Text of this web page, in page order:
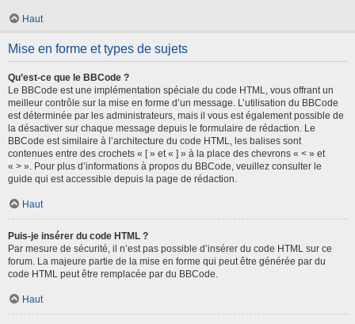
Haut
Mise en forme et types de sujets
Qu’est-ce que le BBCode ?
Le BBCode est une implémentation spéciale du code HTML, vous offrant un
meilleur contrôle sur la mise en forme d’un message. L’utilisation du BBCode
est déterminée par les administrateurs, mais il vous est également possible de
la désactiver sur chaque message depuis le formulaire de rédaction. Le
BBCode est similaire à l’architecture du code HTML, les balises sont
contenues entre des crochets « [ » et « ] » à la place des chevrons « < » et
« > ». Pour plus d’informations à propos du BBCode, veuillez consulter le
guide qui est accessible depuis la page de rédaction.
Haut
Puis-je insérer du code HTML ?
Par mesure de sécurité, il n’est pas possible d’insérer du code HTML sur ce
forum. La majeure partie de la mise en forme qui peut être générée par du
code HTML peut être remplacée par du BBCode.
Haut